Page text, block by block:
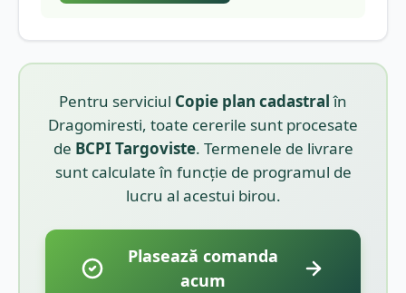
Pentru serviciul Copie plan cadastralîn
Dragomiresti, toate cererile sunt procesate
de BCPI Targoviste. Termenele de livrare
sunt calculate în funcție de programul de
lucru al acestui birou.
Plasează comanda
acum